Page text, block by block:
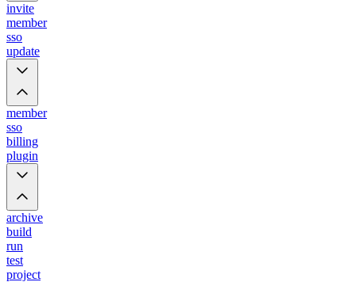
invite
member
sso
update
member
sso
billing
plugin
archive
build
run
test
project